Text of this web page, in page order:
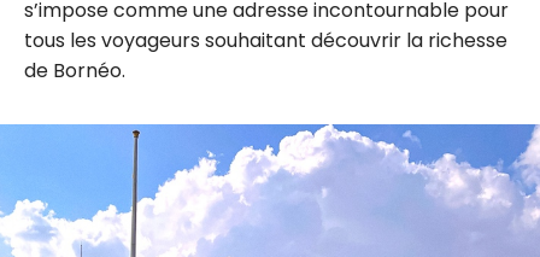
s’impose comme une adresse incontournable pour
tous les voyageurs souhaitant découvrir la richesse
de Bornéo.